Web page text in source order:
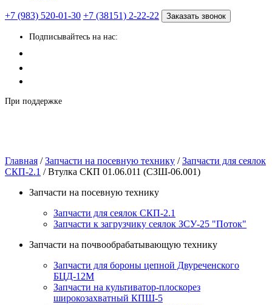
+7 (983) 520-01-30 +7 (38151) 2-22-22 Заказать звонок
Подписывайтесь на нас:
При поддержке
Главная /Запчасти на посевную технику /Запчасти для сеялок
СКП-2.1 / Втулка СКП 01.06.011 (СЗШ-06.001)
Запчасти на посевную технику
Запчасти для сеялок СКП-2.1
Запчасти к загрузчику сеялок ЗСУ-25 "Поток"
Запчасти на почвообрабатывающую технику
Запчасти для бороны цепной Двуреченского
БЦД-12М
Запчасти на культиватор-плоскорез
широкозахватный КПШ-5